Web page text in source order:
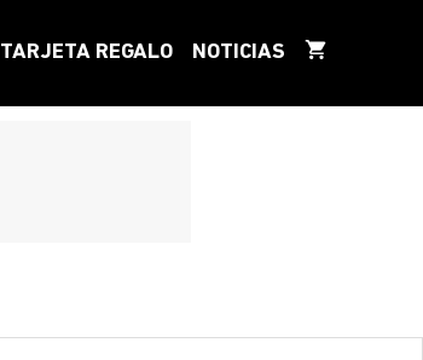
TARJETA REGALO NOTICIAS